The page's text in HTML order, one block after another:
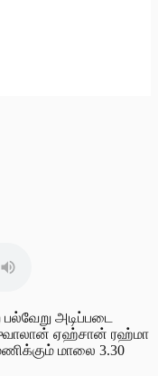
அடிப்படை
ஏஹ்சான் ரஹ்மா
மாலை 3.30